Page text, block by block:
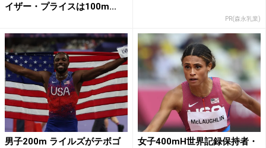
イザー・プライスは100m...
PR(森永乳業)
男子200m ライルズがテボゴ
女子400mH世界記録保持者・